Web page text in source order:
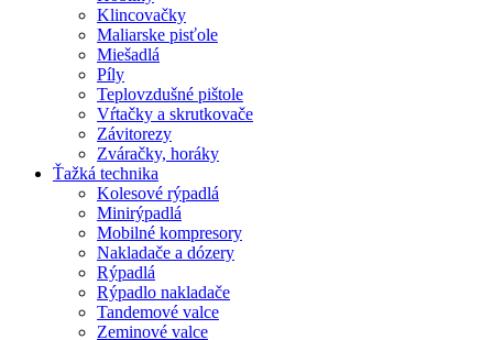
Klincovačky
Maliarske pisťole
Miešadlá
Píly
Teplovzdušné pištole
Vŕtačky a skrutkovače
Závitorezy
Zváračky, horáky
Ťažká technika
Kolesové rýpadlá
Minirýpadlá
Mobilné kompresory
Nakladače a dózery
Rýpadlá
Rýpadlo nakladače
Tandemové valce
Zeminové valce